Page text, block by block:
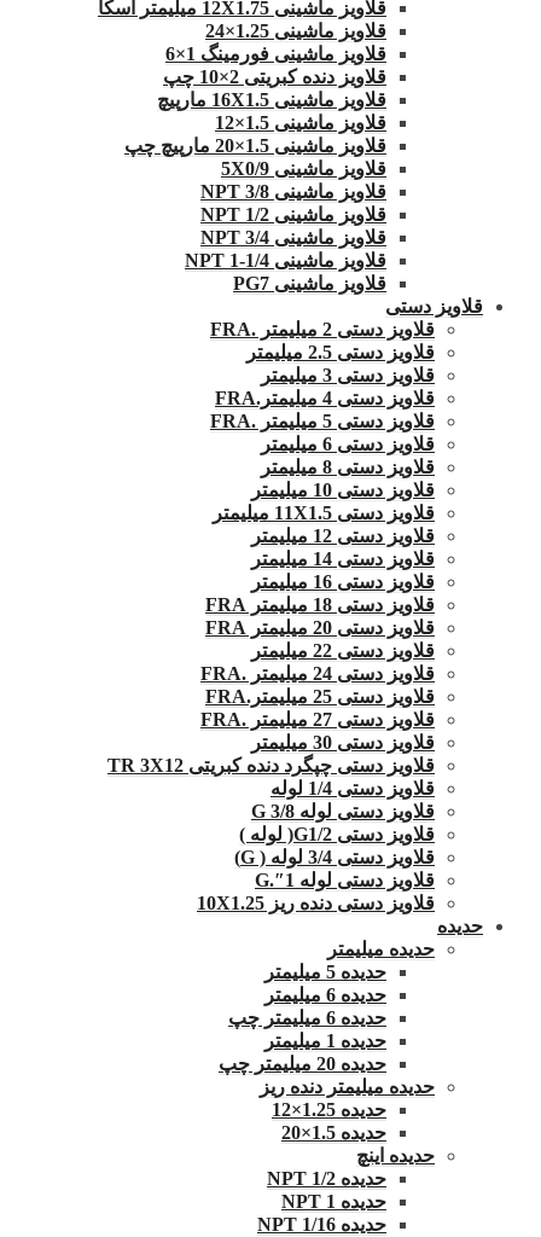
قلاویز ماشینی 12X1.75 میلیمتر اسکا
قلاویز ماشینی 1.25×24
قلاویز ماشینی فورمینگ 1×6
قلاویز دنده کبریتی 2×10 چپ
قلاویز ماشینی 16X1.5 مارپیچ
قلاویز ماشینی 1.5×12
قلاویز ماشینی 1.5×20 مارپیچ چپ
قلاویز ماشینی 5X0/9
قلاویز ماشینی 3/8 NPT
قلاویز ماشینی 1/2 NPT
قلاویز ماشینی 3/4 NPT
قلاویز ماشینی 1/4-1 NPT
قلاویز ماشینی PG7
قلاویز دستی
قلاویز دستی 2 میلیمتر .FRA
قلاویز دستی 2.5 میلیمتر
قلاویز دستی 3 میلیمتر
قلاویز دستی 4 میلیمتر.FRA
قلاویز دستی 5 میلیمتر .FRA
قلاویز دستی 6 میلیمتر
قلاویز دستی 8 میلیمتر
قلاویز دستی 10 میلیمتر
قلاویز دستی 11X1.5 میلیمتر
قلاویز دستی 12 میلیمتر
قلاویز دستی 14 میلیمتر
قلاویز دستی 16 میلیمتر
قلاویز دستی 18 میلیمتر FRA
قلاویز دستی 20 میلیمتر FRA
قلاویز دستی 22 میلیمتر
قلاویز دستی 24 میلیمتر .FRA
قلاویز دستی 25 میلیمتر.FRA
قلاویز دستی 27 میلیمتر .FRA
قلاویز دستی 30 میلیمتر
قلاویز دستی چپگرد دنده کبریتی TR 3X12
قلاویز دستی 1/4 لوله
قلاویز دستی لوله G 3/8
قلاویز دستی G1/2( لوله )
قلاویز دستی 3/4 لوله ( G)
قلاویز دستی لوله 1″.G
قلاویز دستی دنده ریز 10X1.25
حدیده
حدیده میلیمتر
حدیده 5 میلیمتر
حدیده 6 میلیمتر
حدیده 6 میلیمتر چپ
حدیده 1 میلیمتر
حدیده 20 میلیمتر چپ
حدیده میلیمتر دنده ریز
حدیده 1.25×12
حدیده 1.5×20
حدیده اینچ
حدیده 1/2 NPT
حدیده NPT 1
حدیده 1/16 NPT